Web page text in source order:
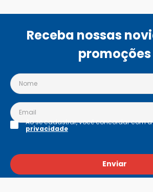
Receba nossas
promoções
Enviar
Ao se cadastrar, você concordar com
privacidade